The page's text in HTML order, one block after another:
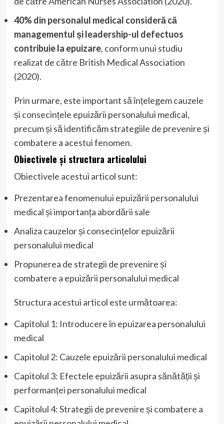
40% din personalul medical consideră că
managementul și leadership-ul defectuos
contribuie la epuizare, conform unui studiu
realizat de către British Medical Association
(2020).
Prin urmare, este important să înțelegem cauzele
și consecințele epuizării personalului medical,
precum și să identificăm strategiile de prevenire și
combatere a acestui fenomen.
Obiectivele și structura articolului
Obiectivele acestui articol sunt:
Prezentarea fenomenului epuizării personalului
medical și importanța abordării sale
Analiza cauzelor și consecințelor epuizării
personalului medical
Propunerea de strategii de prevenire și
combatere a epuizării personalului medical
Structura acestui articol este următoarea:
Capitolul 1: Introducere în epuizarea personalului
medical
Capitolul 2: Cauzele epuizării personalului medical
Capitolul 3: Efectele epuizării asupra sănătății și
performanței personalului medical
Capitolul 4: Strategii de prevenire și combatere a